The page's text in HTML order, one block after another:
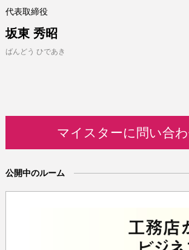
代表取締役
坂東 秀昭
ばんどう ひであき
マイスターに問い合
公開中のルーム